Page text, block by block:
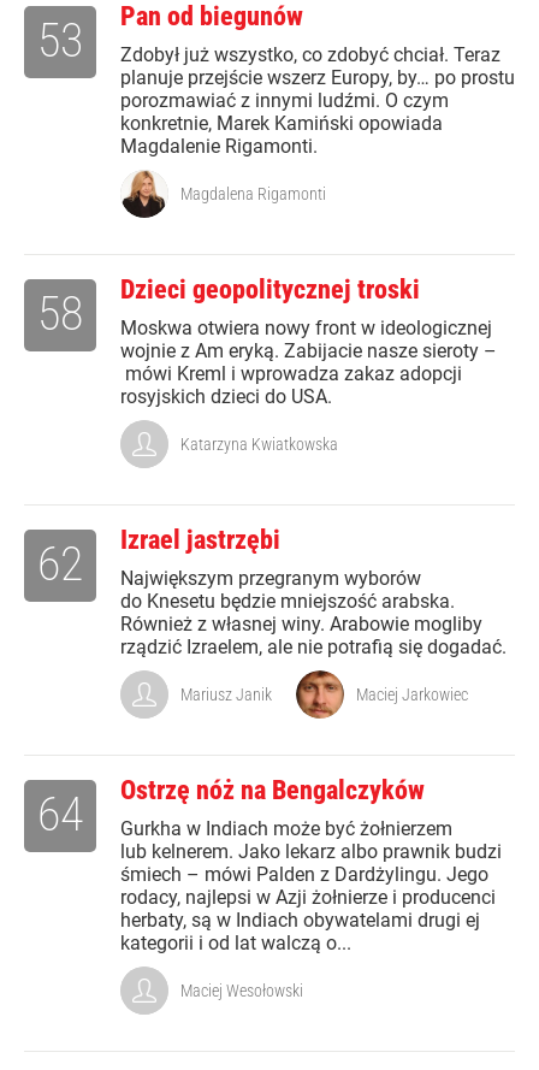
Pan od biegunów
Zdobył już wszystko, co zdobyć chciał. Teraz
planuje przejście wszerz Europy, by… po prostu
porozmawiać z innymi ludźmi. O czym
konkretnie, Marek Kamiński opowiada
Magdalenie Rigamonti.
53
Magdalena Rigamonti
Dzieci geopolitycznej troski
Moskwa otwiera nowy front w ideologicznej
wojnie z Am eryką. Zabijacie nasze sieroty –
mówi Kreml i wprowadza zakaz adopcji
rosyjskich dzieci do USA.
58
Katarzyna Kwiatkowska
Izrael jastrzębi
Największym przegranym wyborów
do Knesetu będzie mniejszość arabska.
Również z własnej winy. Arabowie mogliby
rządzić Izraelem, ale nie potrafią się dogadać.
62
Mariusz Janik Maciej Jarkowiec
Ostrzę nóż na Bengalczyków
Gurkha w Indiach może być żołnierzem
lub kelnerem. Jako lekarz albo prawnik budzi
śmiech – mówi Palden z Dardżylingu. Jego
rodacy, najlepsi w Azji żołnierze i producenci
herbaty, są w Indiach obywatelami drugi ej
kategorii i od lat walczą o...
64
Maciej Wesołowski